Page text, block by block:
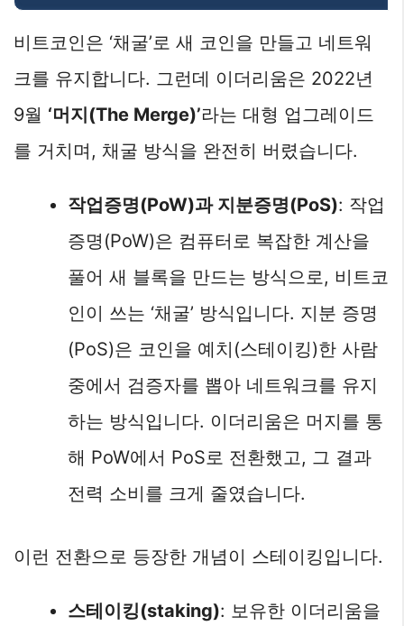
비트코인은 ‘채굴’로 새 코인을 만들고 네트워
크를 유지합니다. 그런데 이더리움은 2022년
9월 ‘머지(The Merge)’라는 대형 업그레이드
를 거치며, 채굴 방식을 완전히 버렸습니다.
작업증명(PoW)과 지분증명(PoS): 작업
증명(PoW)은 컴퓨터로 복잡한 계산을
풀어 새 블록을 만드는 방식으로, 비트코
인이 쓰는 ‘채굴’ 방식입니다. 지분 증명
(PoS)은 코인을 예치(스테이킹)한 사람
중에서 검증자를 뽑아 네트워크를 유지
하는 방식입니다. 이더리움은 머지를 통
해 PoW에서 PoS로 전환했고, 그 결과
전력 소비를 크게 줄였습니다.
이런 전환으로 등장한 개념이 스테이킹입니다.
스테이킹(staking): 보유한 이더리움을